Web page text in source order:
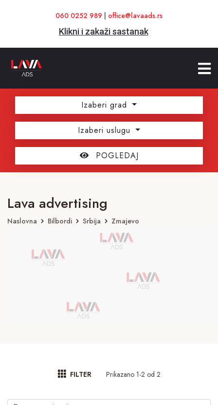
060 0252 989 office@lavaads.rs
Klikni i zakaži sastanak
Izaberi grad
Izaberi uslugu
POGLEDAJ
Lava advertising
Naslovna Bilbordi Srbija Zmajevo
FILTER Prikazano 1-2 od 2